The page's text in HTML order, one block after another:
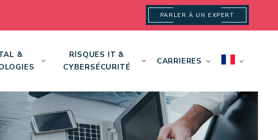
PARLER À UN EXPERT
&
RISQUES IT &
CYBERSÉCURITÉ
CARRIERES